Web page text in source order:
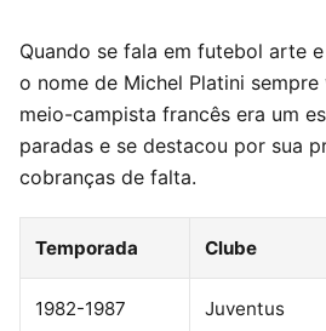
Quando se fala em futebol arte
o nome de Michel Platini sempre
meio-campista francês era um
paradas e se destacou por sua
cobranças de falta.
Temporada Clube
1982-1987 Juventus